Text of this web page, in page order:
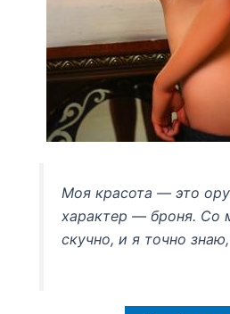
Моя красота — это
характер — броня. Со
скучно, и я точно